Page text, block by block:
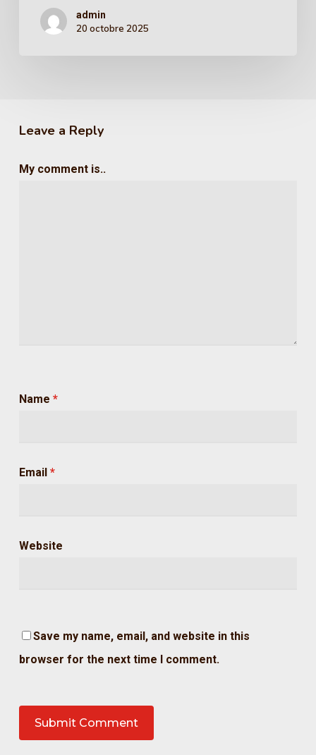
admin
20 octobre 2025
Leave a Reply
My comment is..
Name *
Email *
Website
Save my name, email, and website in this
browser for the next time I comment.